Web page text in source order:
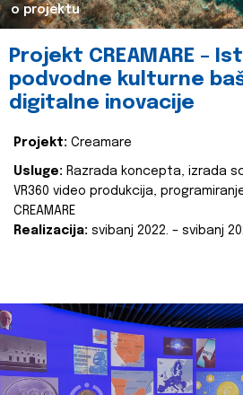
o projektu
Projekt CREAMARE –
podvodne kulturne
digitalne inovacije
Projekt: Creamare
Usluge: Razrada koncepta, izrada
VR360 video produkcija,
CREAMARE
Realizacija: svibanj 2022. – svibanj